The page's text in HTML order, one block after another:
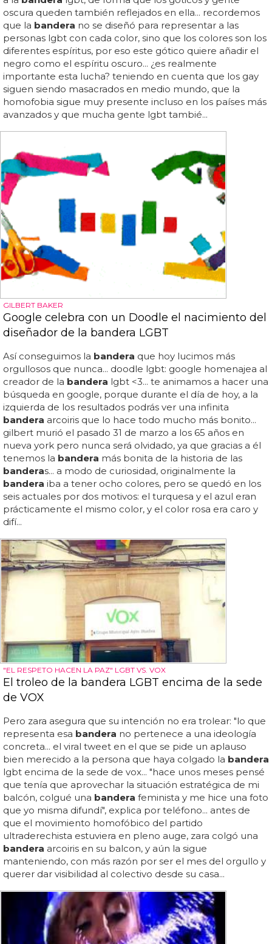
oscura queden también reflejados en ella... recordemos
que la bandera no se diseñó para representar a las
personas lgbt con cada color, sino que los colores son los
diferentes espíritus, por eso este gótico quiere añadir el
negro como el espíritu oscuro... ¿es realmente
importante esta lucha? teniendo en cuenta que los gay
siguen siendo masacrados en medio mundo, que la
homofobia sigue muy presente incluso en los países más
avanzados y que mucha gente lgbt tambié...
GILBERT BAKER
Google celebra con un Doodle el nacimiento del
diseñador de la bandera LGBT
Así conseguimos la bandera que hoy lucimos más
orgullosos que nunca... doodle lgbt: google homenajea al
creador de la bandera lgbt <3... te animamos a hacer una
búsqueda en google, porque durante el día de hoy, a la
izquierda de los resultados podrás ver una infinita
bandera arcoiris que lo hace todo mucho más bonito...
gilbert murió el pasado 31 de marzo a los 65 años en
nueva york pero nunca será olvidado, ya que gracias a él
tenemos la bandera más bonita de la historia de las
banderas... a modo de curiosidad, originalmente la
bandera iba a tener ocho colores, pero se quedó en los
seis actuales por dos motivos: el turquesa y el azul eran
prácticamente el mismo color, y el color rosa era caro y
difí...
"EL RESPETO HACEN LA PAZ" LGBT VS. VOX
El troleo de la bandera LGBT encima de la sede
de VOX
Pero zara asegura que su intención no era trolear: "lo que
representa esa bandera no pertenece a una ideología
concreta... el viral tweet en el que se pide un aplauso
bien merecido a la persona que haya colgado la bandera
lgbt encima de la sede de vox... "hace unos meses pensé
que tenía que aprovechar la situación estratégica de mi
balcón, colgué una bandera feminista y me hice una foto
que yo misma difundí", explica por teléfono... antes de
que el movimiento homofóbico del partido
ultraderechista estuviera en pleno auge, zara colgó una
bandera arcoiris en su balcon, y aún la sigue
manteniendo, con más razón por ser el mes del orgullo y
querer dar visibilidad al colectivo desde su casa...